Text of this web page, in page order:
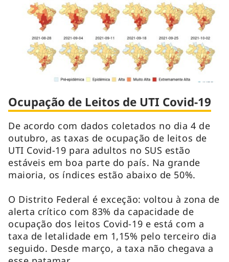
Ocupação de Leitos de UTI Covid-19
De acordo com dados coletados no dia 4 de
outubro, as taxas de ocupação de leitos de
UTI Covid-19 para adultos no SUS estão
estáveis em boa parte do país. Na grande
maioria, os índices estão abaixo de 50%.
O Distrito Federal é exceção: voltou à zona de
alerta crítico com 83% da capacidade de
ocupação dos leitos Covid-19 e está com a
taxa de letalidade em 1,15% pelo terceiro dia
seguido. Desde março, a taxa não chegava a